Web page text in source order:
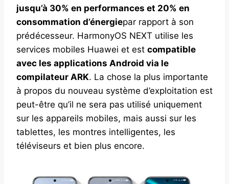
jusqu’à 30% en performances et 20% en
consommation d’énergiepar rapport à son
prédécesseur. HarmonyOS NEXT utilise les
services mobiles Huawei et est compatible
avec les applications Android via le
compilateur ARK. La chose la plus importante
à propos du nouveau système d’exploitation est
peut-être qu’il ne sera pas utilisé uniquement
sur les appareils mobiles, mais aussi sur les
tablettes, les montres intelligentes, les
téléviseurs et bien plus encore.